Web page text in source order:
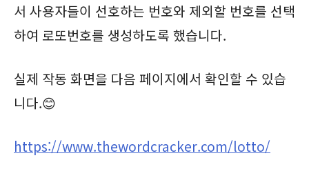
서 사용자들이 선호하는 번호와 제외할 번호를 선택
하여 로또번호를 생성하도록 했습니다.
실제 작동 화면을 다음 페이지에서 확인할 수 있습
니다.😊
https://www.thewordcracker.com/lotto/